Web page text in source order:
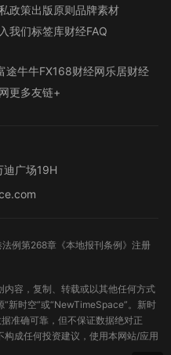
政策出版原则品牌素材
我们标签库财经FAQ
途牛牛FX168财经网乐居财经
更多友链+
迪广场19H
法例第268章《本地报刊条例》注册
容，复制、转载或以其他任何方式
新时空”或“NewTimeSpace”。新时
准确可靠，但不保证数据绝对正
成任何投资建议，使用本网站/应用